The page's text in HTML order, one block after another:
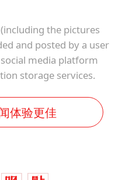
the pictures
and posted by a user
media platform
storage services.
体验更佳